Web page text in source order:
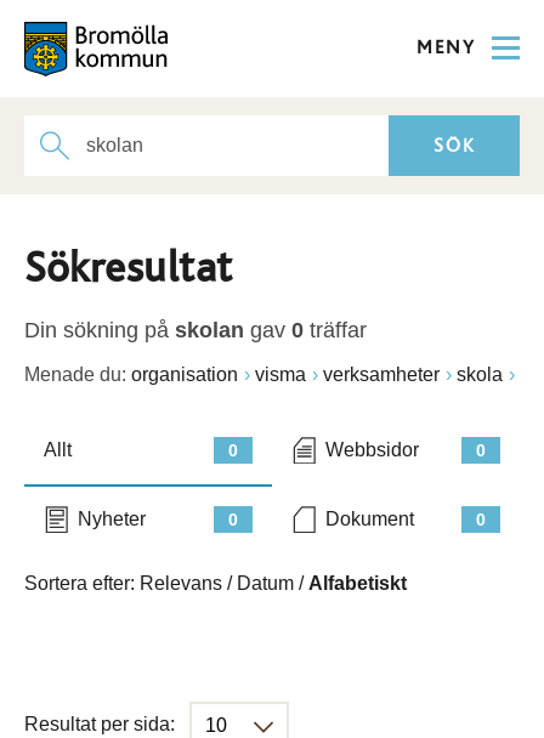
MENY
Sökresultat
Din sökning på skolan gav 0 träffar
Menade du: organisation visma verksamheter skola
0
Allt 0
Webbsidor
0
Nyheter 0
Dokument
Sortera efter: Relevans / Datum / Alfabetiskt
Resultat per sida: